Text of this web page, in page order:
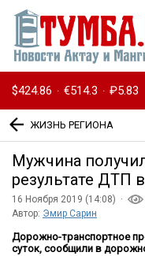
$424.86 · €514.3 · ₽5.83
ЖИЗНЬ РЕГИОНА
Мужчина
результате ДТП
16 Ноября 2019 (14:08) ·
Автор: Эмир Сарин
Дорожно-транспортное
суток, сообщили в